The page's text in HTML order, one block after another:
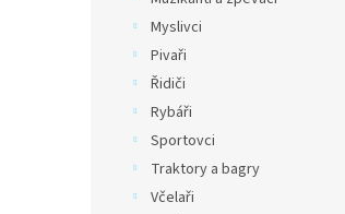
Myslivci
Pivaři
Řidiči
Rybáři
Sportovci
Traktory a bagry
Včelaři